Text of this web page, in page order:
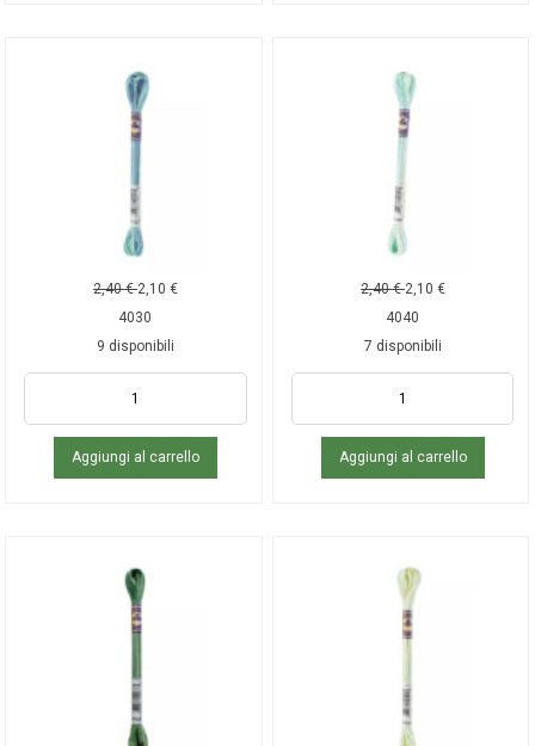
2,40€ 2,10 €
4030
9 disponibili
Aggiungi al carrello
2,40€ 2,10 €
4040
7 disponibili
Aggiungi al carrello